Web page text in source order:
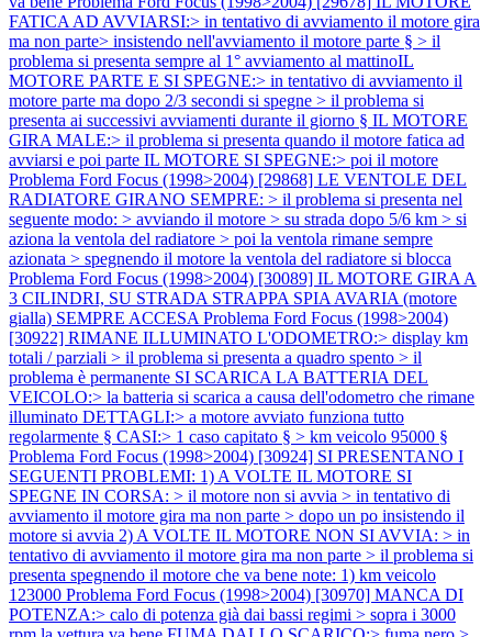
FATICA AD AVVIARSI:> in tentativo di avviamento il motore gira
ma non parte> insistendo nell'avviamento il motore parte § > il
problema si presenta sempre al 1° avviamento al mattinoIL
MOTORE PARTE E SI SPEGNE:> in tentativo di avviamento il
motore parte ma dopo 2/3 secondi si spegne > il problema si
presenta ai successivi avviamenti durante il giorno § IL MOTORE
GIRA MALE:> il problema si presenta quando il motore fatica ad
avviarsi e poi parte IL MOTORE SI SPEGNE:> poi il motore
Problema Ford Focus (1998>2004) [29868] LE VENTOLE DEL
RADIATORE GIRANO SEMPRE: > il problema si presenta nel
seguente modo: > avviando il motore > su strada dopo 5/6 km > si
aziona la ventola del radiatore > poi la ventola rimane sempre
azionata > spegnendo il motore la ventola del radiatore si blocca
Problema Ford Focus (1998>2004) [30089] IL MOTORE GIRA A
3 CILINDRI, SU STRADA STRAPPA SPIA AVARIA (motore
gialla) SEMPRE ACCESA Problema Ford Focus (1998>2004)
[30922] RIMANE ILLUMINATO L'ODOMETRO:> display km
totali / parziali > il problema si presenta a quadro spento > il
problema è permanente SI SCARICA LA BATTERIA DEL
VEICOLO:> la batteria si scarica a causa dell'odometro che rimane
illuminato DETTAGLI:> a motore avviato funziona tutto
regolarmente § CASI:> 1 caso capitato § > km veicolo 95000 §
Problema Ford Focus (1998>2004) [30924] SI PRESENTANO I
SEGUENTI PROBLEMI: 1) A VOLTE IL MOTORE SI
SPEGNE IN CORSA: > il motore non si avvia > in tentativo di
avviamento il motore gira ma non parte > dopo un po insistendo il
motore si avvia 2) A VOLTE IL MOTORE NON SI AVVIA: > in
tentativo di avviamento il motore gira ma non parte > il problema si
presenta spegnendo il motore che va bene note: 1) km veicolo
123000 Problema Ford Focus (1998>2004) [30970] MANCA DI
POTENZA:> calo di potenza già dai bassi regimi > sopra i 3000